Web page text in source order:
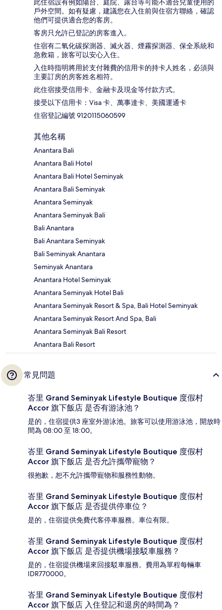
此住宿設有例如陽台、庭院、露台等可能不適合兒童使用的
戶外空間。如有疑慮，建議您在入住前與住宿方聯絡，確認
他們可提供適合您的客房。
客房只允許已登記的房客進入。
住宿有二氧化碳探測器、滅火器、煙霧探測器、保全系統和
急救箱，旅客可以安心入住。
入住時指明將用於支付雜費的信用卡的持卡人姓名，必須與
主要訂房的房客姓名相符。
此住宿接受信用卡、金融卡及現金等付款方式。
接受以下信用卡：Visa 卡、萬事達卡、美國運通卡
住宿登記編號 9120115060599
其他名稱
Anantara Bali
Anantara Bali Hotel
Anantara Bali Hotel Seminyak
Anantara Bali Seminyak
Anantara Seminyak
Anantara Seminyak Bali
Bali Anantara
Bali Anantara Seminyak
Bali Seminyak Anantara
Seminyak Anantara
Anantara Hotel Seminyak
Anantara Seminyak Hotel Bali
Anantara Seminyak Resort & Spa, Bali Hotel Seminyak
Anantara Seminyak Resort And Spa, Bali
Anantara Seminyak Bali Resort
Anantara Bali Resort
常見問題
峇里 Grand Seminyak Lifestyle Boutique 度假村
Accor 旗下飯店 是否有游泳池？
是的，住宿提供3 座室外游泳池。旅客可以使用游泳池，開放時
間為 08:00 至 18:00。
峇里 Grand Seminyak Lifestyle Boutique 度假村
Accor 旗下飯店 是否允許攜帶寵物？
很抱歉，恕不允許攜帶寵物和服務性動物。
峇里 Grand Seminyak Lifestyle Boutique 度假村
Accor 旗下飯店 是否提供停車位？
是的，住宿提供免費代客停車服務。車位有限。
峇里 Grand Seminyak Lifestyle Boutique 度假村
Accor 旗下飯店 是否提供機場接駁車服務？
是的，住宿提供機場來回接駁車服務。費用為單程每輛車
IDR770000。
峇里 Grand Seminyak Lifestyle Boutique 度假村
Accor 旗下飯店 入住登記和退房的時間為？